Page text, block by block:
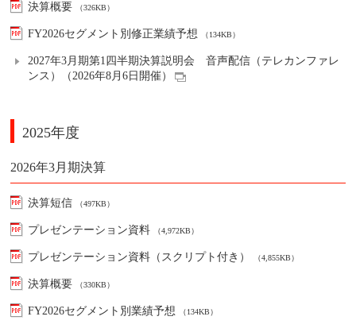
決算概要 （326KB）
FY2026セグメント別修正業績予想 （134KB）
2027年3月期第1四半期決算説明会 音声配信（テレカンファレ
ンス）（2026年8月6日開催）
2025年度
2026年3月期決算
決算短信 （497KB）
プレゼンテーション資料 （4,972KB）
プレゼンテーション資料（スクリプト付き） （4,855KB）
決算概要 （330KB）
FY2026セグメント別業績予想 （134KB）